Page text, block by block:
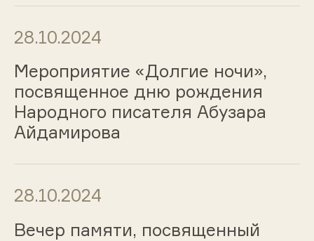
28.10.2024
Мероприятие «Долгие ночи»,
посвященное дню рождения
Народного писателя Абузара
Айдамирова
28.10.2024
Вечер памяти, посвященный